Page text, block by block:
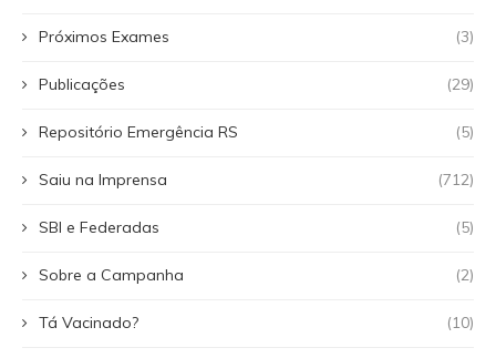
Próximos Exames (3)
Publicações (29)
Repositório Emergência RS (5)
Saiu na Imprensa (712)
SBI e Federadas (5)
Sobre a Campanha (2)
Tá Vacinado? (10)